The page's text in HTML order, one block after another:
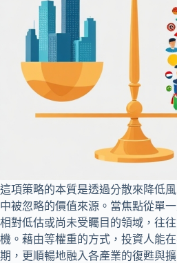
這項策略的本質是透過分散來降低
中被忽略的價值來源。當焦點從單
相對低估或尚未受矚目的領域，往
機。藉由等權重的方式，投資人能
期，更順暢地融入各產業的復甦與